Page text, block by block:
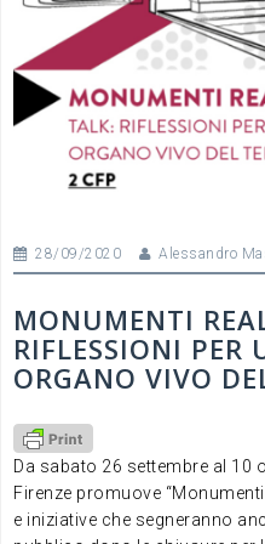
28/09/2020 Alessandro
MONUMENTI
RIFLESSIONI PER
ORGANO VIVO
Da sabato 26 settembre al 10
Firenze promuove
e iniziative che segneranno